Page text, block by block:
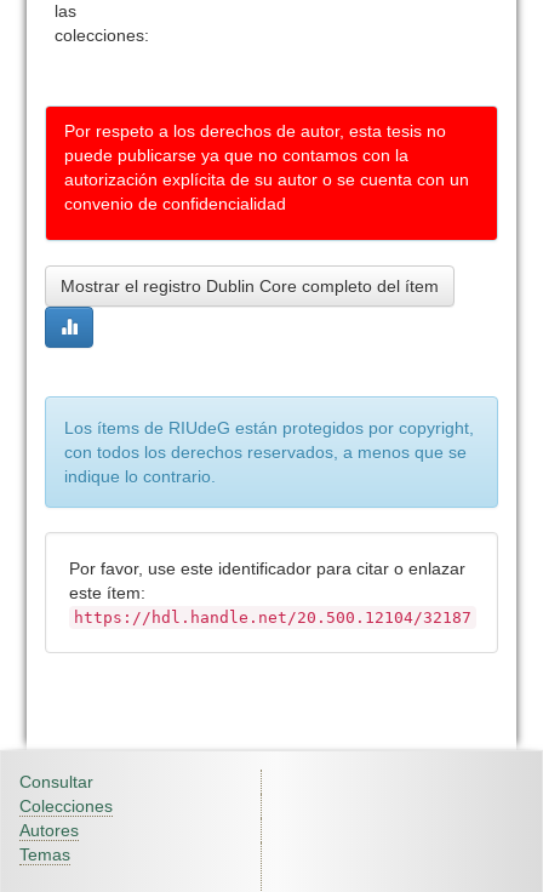
las
colecciones:
Por respeto a los derechos de autor, esta tesis no
puede publicarse ya que no contamos con la
autorización explícita de su autor o se cuenta con un
convenio de confidencialidad
Mostrar el registro Dublin Core completo del ítem
Los ítems de RIUdeG están protegidos por copyright,
con todos los derechos reservados, a menos que se
indique lo contrario.
Por favor, use este identificador para citar o enlazar
este ítem:
https://hdl.handle.net/20.500.12104/32187
Consultar
Colecciones
Autores
Temas